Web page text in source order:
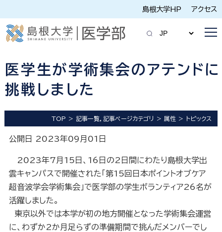
島根大学HP アクセス
医学生が学術集会のアテンドに
挑戦しました
TOP 記事一覧，記事ページカテゴリ 属性 トピックス
公開日 2023年09月01日
2023年7月15日、16日の2日間にわたり島根大学出
雲キャンパスで開催された「第15回日本ポイントオブケア
超音波学会学術集会」で医学部の学生ボランティア26名が
活躍しました。
東京以外では本学が初の地方開催となった学術集会運営
に、わずか2か月足らずの準備期間で挑んだメンバーでし